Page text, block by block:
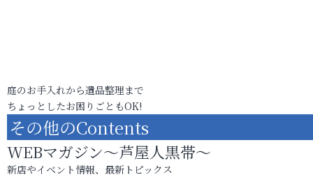
庭のお手入れから遺品整理まで
ちょっとしたお困りごともOK!
その他のContents
WEBマガジン～芦屋人黒帯～
新店やイベント情報、最新トピックス